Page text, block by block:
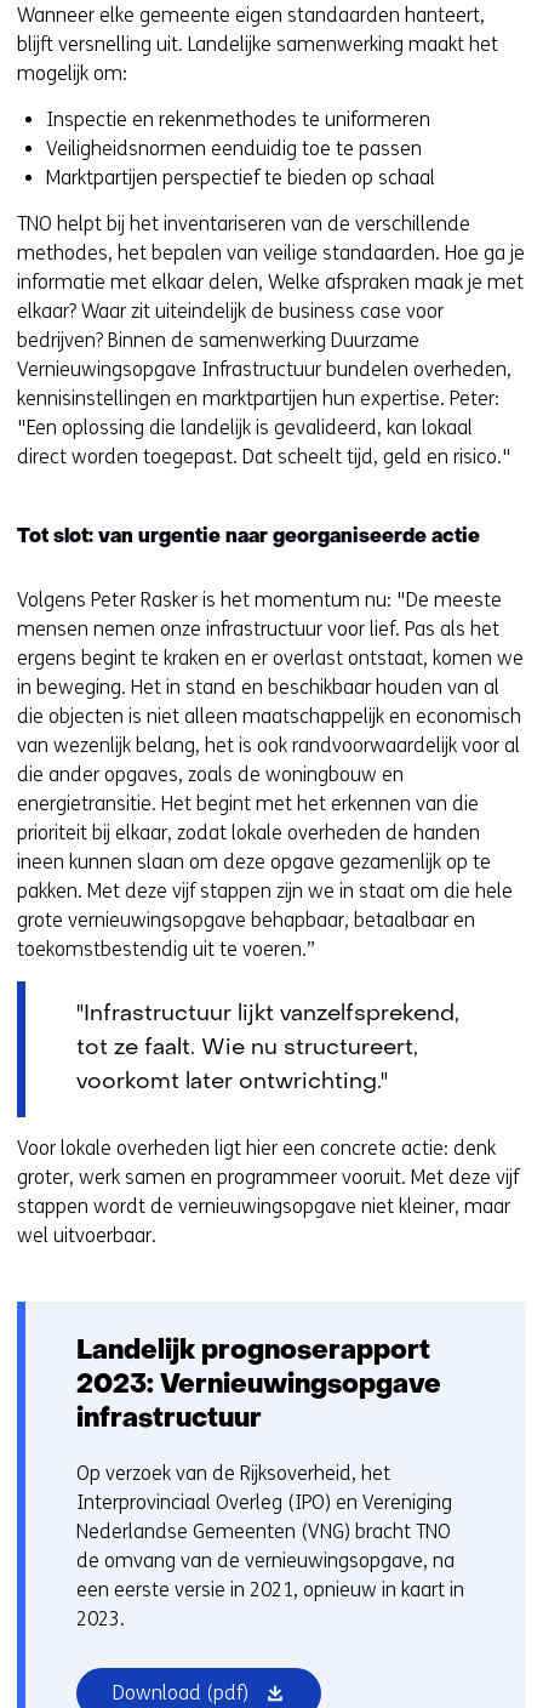
Wanneer elke gemeente eigen standaarden hanteert,
blijft versnelling uit. Landelijke samenwerking maakt het
mogelijk om:
Inspectie en rekenmethodes te uniformeren
Veiligheidsnormen eenduidig toe te passen
Marktpartijen perspectief te bieden op schaal
TNO helpt bij het inventariseren van de verschillende
methodes, het bepalen van veilige standaarden. Hoe ga je
informatie met elkaar delen, Welke afspraken maak je met
elkaar? Waar zit uiteindelijk de business case voor
bedrijven? Binnen de samenwerking Duurzame
Vernieuwingsopgave Infrastructuur bundelen overheden,
kennisinstellingen en marktpartijen hun expertise. Peter:
"Een oplossing die landelijk is gevalideerd, kan lokaal
direct worden toegepast. Dat scheelt tijd, geld en risico."
Tot slot: van urgentie naar georganiseerde actie
Volgens Peter Rasker is het momentum nu: "De meeste
mensen nemen onze infrastructuur voor lief. Pas als het
ergens begint te kraken en er overlast ontstaat, komen we
in beweging. Het in stand en beschikbaar houden van al
die objecten is niet alleen maatschappelijk en economisch
van wezenlijk belang, het is ook randvoorwaardelijk voor al
die ander opgaves, zoals de woningbouw en
energietransitie. Het begint met het erkennen van die
prioriteit bij elkaar, zodat lokale overheden de handen
ineen kunnen slaan om deze opgave gezamenlijk op te
pakken. Met deze vijf stappen zijn we in staat om die hele
grote vernieuwingsopgave behapbaar, betaalbaar en
toekomstbestendig uit te voeren.”
"Infrastructuur lijkt vanzelfsprekend,
tot ze faalt. Wie nu structureert,
voorkomt later ontwrichting."
Voor lokale overheden ligt hier een concrete actie: denk
groter, werk samen en programmeer vooruit. Met deze vijf
stappen wordt de vernieuwingsopgave niet kleiner, maar
wel uitvoerbaar.
Landelijk prognoserapport
2023: Vernieuwingsopgave
infrastructuur
Op verzoek van de Rijksoverheid, het
Interprovinciaal Overleg (IPO) en Vereniging
Nederlandse Gemeenten (VNG) bracht TNO
de omvang van de vernieuwingsopgave, na
een eerste versie in 2021, opnieuw in kaart in
2023.
Download (pdf) (opent